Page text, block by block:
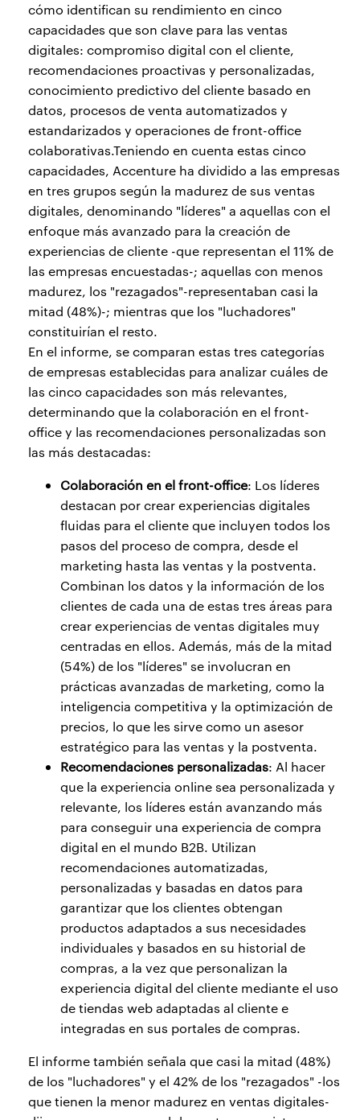
cómo identifican su rendimiento en cinco
capacidades que son clave para las ventas
digitales: compromiso digital con el cliente,
recomendaciones proactivas y personalizadas,
conocimiento predictivo del cliente basado en
datos, procesos de venta automatizados y
estandarizados y operaciones de front-office
colaborativas.Teniendo en cuenta estas cinco
capacidades, Accenture ha dividido a las empresas
en tres grupos según la madurez de sus ventas
digitales, denominando "líderes" a aquellas con el
enfoque más avanzado para la creación de
experiencias de cliente -que representan el 11% de
las empresas encuestadas-; aquellas con menos
madurez, los "rezagados"-representaban casi la
mitad (48%)-; mientras que los "luchadores"
constituirían el resto.
En el informe, se comparan estas tres categorías
de empresas establecidas para analizar cuáles de
las cinco capacidades son más relevantes,
determinando que la colaboración en el front-
office y las recomendaciones personalizadas son
las más destacadas:
Colaboración en el front-office: Los líderes
destacan por crear experiencias digitales
fluidas para el cliente que incluyen todos los
pasos del proceso de compra, desde el
marketing hasta las ventas y la postventa.
Combinan los datos y la información de los
clientes de cada una de estas tres áreas para
crear experiencias de ventas digitales muy
centradas en ellos. Además, más de la mitad
(54%) de los "líderes" se involucran en
prácticas avanzadas de marketing, como la
inteligencia competitiva y la optimización de
precios, lo que les sirve como un asesor
estratégico para las ventas y la postventa.
Recomendaciones personalizadas: Al hacer
que la experiencia online sea personalizada y
relevante, los líderes están avanzando más
para conseguir una experiencia de compra
digital en el mundo B2B. Utilizan
recomendaciones automatizadas,
personalizadas y basadas en datos para
garantizar que los clientes obtengan
productos adaptados a sus necesidades
individuales y basados en su historial de
compras, a la vez que personalizan la
experiencia digital del cliente mediante el uso
de tiendas web adaptadas al cliente e
integradas en sus portales de compras.
El informe también señala que casi la mitad (48%)
de los "luchadores" y el 42% de los "rezagados" -los
que tienen la menor madurez en ventas digitales-